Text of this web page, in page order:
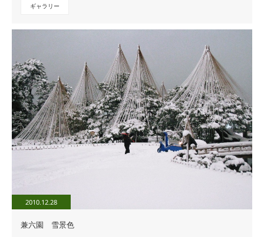
ギャラリー
2010.12.28
兼六園 雪景色